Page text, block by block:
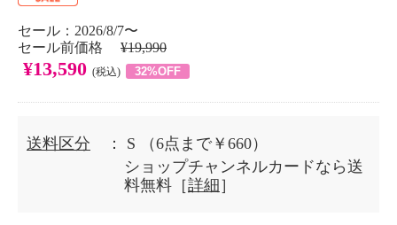
セール：2026/8/7〜
セール前価格 ¥19,990
¥13,590 (税込) 32%OFF
送料区分 ： S
（6点まで￥660）
ショップチャンネルカードなら送
料無料［詳細 ］